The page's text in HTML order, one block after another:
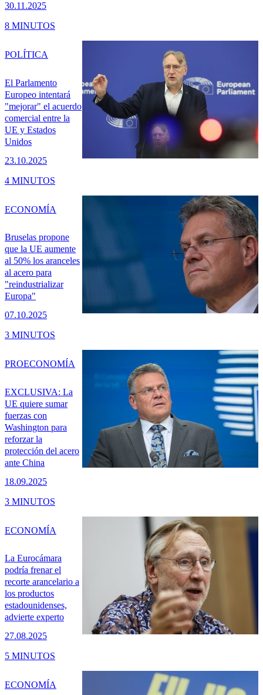
30.11.2025
8 MINUTOS
El Parlamento
Europeo intentará
"mejorar" el acuerdo
comercial entre la
UE y Estados
Unidos
23.10.2025
POLÍTICA
4 MINUTOS
Bruselas propone
que la UE aumente
al 50% los aranceles
al acero para
"reindustrializar
Europa"
07.10.2025
ECONOMÍA
3 MINUTOS
EXCLUSIVA: La
UE quiere sumar
fuerzas con
Washington para
reforzar la
protección del acero
ante China
18.09.2025
PROECONOMÍA
3 MINUTOS
La Eurocámara
podría frenar el
recorte arancelario a
los productos
estadounidenses,
advierte experto
27.08.2025
ECONOMÍA
5 MINUTOS
ECONOMÍA